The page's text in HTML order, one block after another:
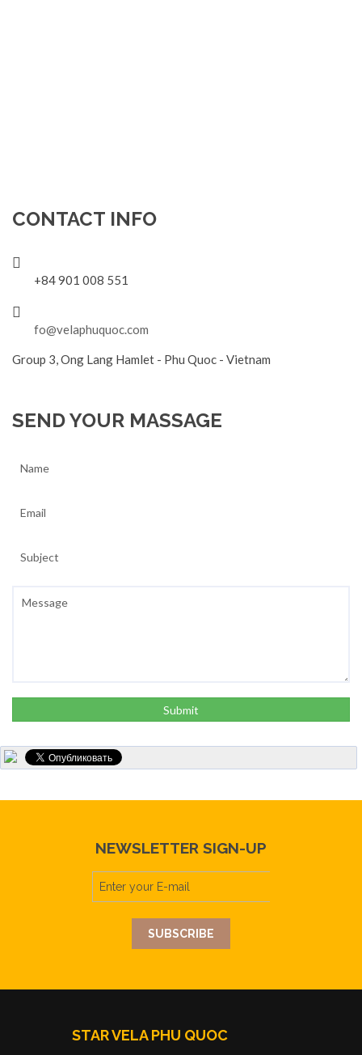
CONTACT INFO
+84 901 008 551
fo@velaphuquoc.com
Group 3, Ong Lang Hamlet - Phu Quoc - Vietnam
SEND YOUR MASSAGE
NEWSLETTER SIGN-UP
STAR VELA PHU QUOC